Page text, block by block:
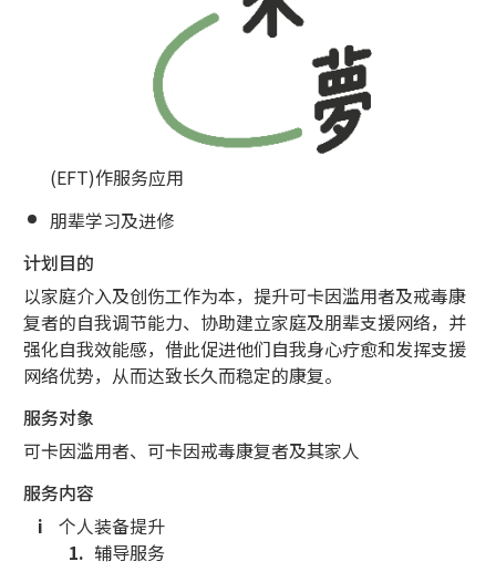
(EFT)作服务应用
朋辈学习及进修
计划目的
以家庭介入及创伤工作为本，提升可卡因滥用者及戒毒康
复者的自我调节能力、协助建立家庭及朋辈支援网络，并
强化自我效能感，借此促进他们自我身心疗愈和发挥支援
网络优势，从而达致长久而稳定的康复。
服务对象
可卡因滥用者、可卡因戒毒康复者及其家人
服务内容
个人装备提升
辅导服务